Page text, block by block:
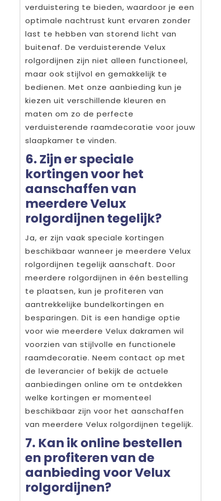
verduistering te bieden, waardoor je een
optimale nachtrust kunt ervaren zonder
last te hebben van storend licht van
buitenaf. De verduisterende Velux
rolgordijnen zijn niet alleen functioneel,
maar ook stijlvol en gemakkelijk te
bedienen. Met onze aanbieding kun je
kiezen uit verschillende kleuren en
maten om zo de perfecte
verduisterende raamdecoratie voor jouw
slaapkamer te vinden.
6. Zijn er speciale
kortingen voor het
aanschaffen van
meerdere Velux
rolgordijnen tegelijk?
Ja, er zijn vaak speciale kortingen
beschikbaar wanneer je meerdere Velux
rolgordijnen tegelijk aanschaft. Door
meerdere rolgordijnen in één bestelling
te plaatsen, kun je profiteren van
aantrekkelijke bundelkortingen en
besparingen. Dit is een handige optie
voor wie meerdere Velux dakramen wil
voorzien van stijlvolle en functionele
raamdecoratie. Neem contact op met
de leverancier of bekijk de actuele
aanbiedingen online om te ontdekken
welke kortingen er momenteel
beschikbaar zijn voor het aanschaffen
van meerdere Velux rolgordijnen tegelijk.
7. Kan ik online bestellen
en profiteren van de
aanbieding voor Velux
rolgordijnen?